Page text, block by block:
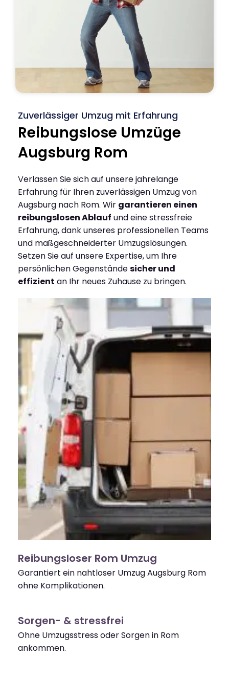
Zuverlässiger Umzug mit Erfahrung
Reibungslose Umzüge
Augsburg Rom
Verlassen Sie sich auf unsere jahrelange
Erfahrung für Ihren zuverlässigen Umzug von
Augsburg nach Rom. Wir garantieren einen
reibungslosen Ablauf und eine stressfreie
Erfahrung, dank unseres professionellen Teams
und maßgeschneiderter Umzugslösungen.
Setzen Sie auf unsere Expertise, um Ihre
persönlichen Gegenständesicher und
effizient an Ihr neues Zuhause zu bringen.
Reibungsloser Rom Umzug
Garantiert ein nahtloser Umzug Augsburg Rom
ohne Komplikationen.
Sorgen- & stressfrei
Ohne Umzugsstress oder Sorgen in Rom
ankommen.